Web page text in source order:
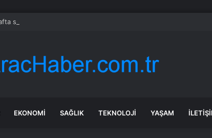
sonuna sağanak damga vurdu: Yollar kapandı, araçlar mahsur
EKONOMI SAĞLIK TEKNOLOJI YAŞAM